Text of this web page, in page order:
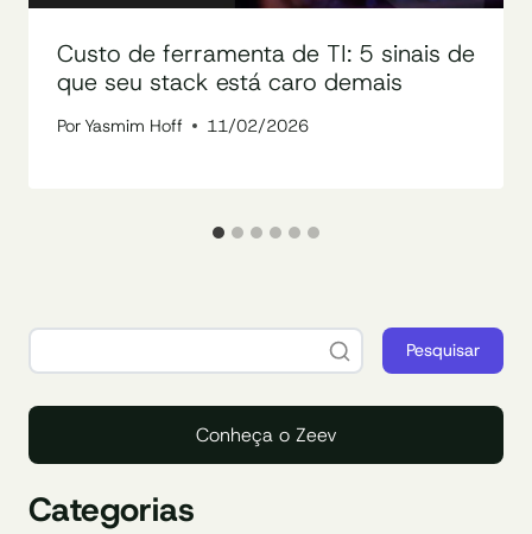
Custo de ferramenta de TI: 5 sinais de
que seu stack está caro demais
Por Yasmim Hoff 11/02/2026
Pesquisar
Conheça o Zeev
Categorias